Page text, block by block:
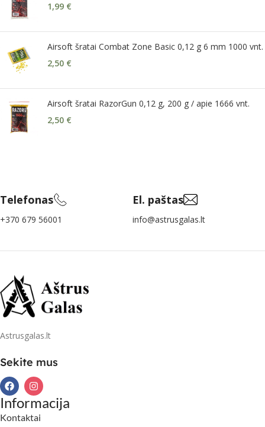
1,99 €
Airsoft šratai Combat Zone Basic 0,12 g 6 mm 1000 vnt.
2,50 €
Airsoft šratai RazorGun 0,12 g, 200 g / apie 1666 vnt.
2,50 €
Telefonas
+370 679 56001
El. paštas
info@astrusgalas.lt
Astrusgalas.lt
Sekite mus
Informacija
Kontaktai